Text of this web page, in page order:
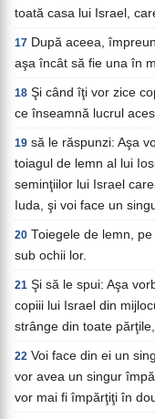
toată casa lui Israel,
17 După aceea,
aşa încât să fie una în
18 Şi când îţi vor zice
ce înseamnă lucrul
19 să le răspunzi: Aşa
toiagul de lemn al lui
seminţiilor lui Israel
Iuda, şi voi face un
20 Toiegele de lemn,
sub ochii lor.
21 Şi să le spui: Aşa
copiii lui Israel din
strânge din toate
22 Voi face din ei un
vor avea un singur
vor mai fi împărţiţi în